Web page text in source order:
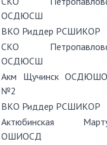
ОСДЮСШ
ВКО Риддер РСШИКОР
СКО
ОСДЮСШ
Акм Щучинск
№2
ВКО Риддер РСШИКОР
Актюбинская
ОШИОСД